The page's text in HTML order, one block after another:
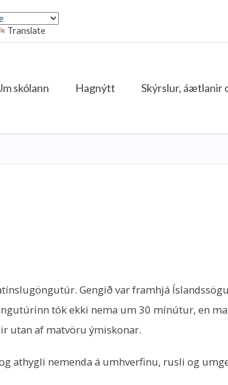
Translate
skólann Hagnýtt Skýrslur, áætlanir
Gengið var framhjá
tók ekki nema um 30 mínútur, en
utan af matvöru ýmiskonar.
athygli nemenda á umhverfinu, rusli og